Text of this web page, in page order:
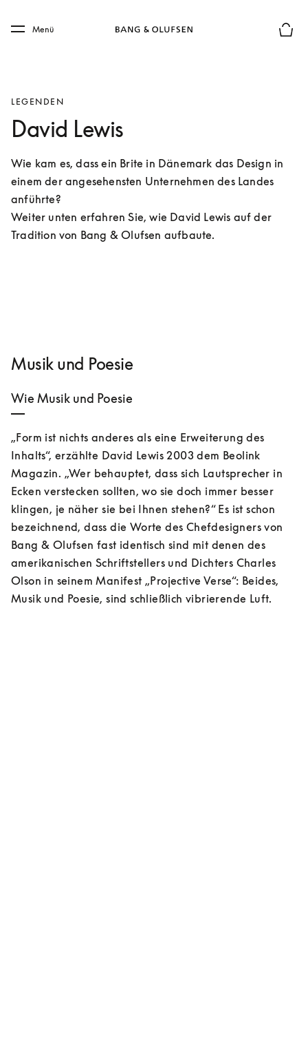
Skip to main footer
Menü
LEGENDEN
David Lewis
Wie kam es, dass ein Brite in Dänemark das Design in
einem der angesehensten Unternehmen des Landes
anführte?
Weiter unten erfahren Sie, wie David Lewis auf der
Tradition von Bang & Olufsen aufbaute.
Musik und Poesie
Wie Musik und Poesie
„Form ist nichts anderes als eine Erweiterung des
Inhalts“, erzählte David Lewis 2003 dem Beolink
Magazin. „Wer behauptet, dass sich Lautsprecher in
Ecken verstecken sollten, wo sie doch immer besser
klingen, je näher sie bei Ihnen stehen?“ Es ist schon
bezeichnend, dass die Worte des Chefdesigners von
Bang & Olufsen fast identisch sind mit denen des
amerikanischen Schriftstellers und Dichters Charles
Olson in seinem Manifest „Projective Verse“: Beides,
Musik und Poesie, sind schließlich vibrierende Luft.